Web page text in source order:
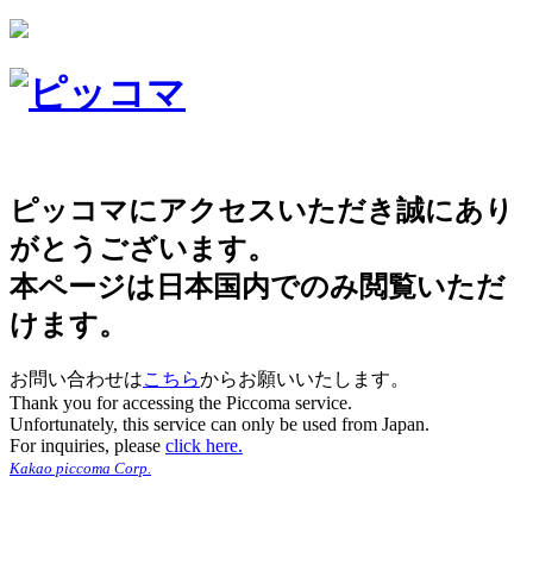
ピッコマにアクセスいただき誠にあり
がとうございます。
本ページは日本国内でのみ閲覧いただ
けます。
お問い合わせはこちらからお願いいたします。
Thank you for accessing the Piccoma service.
Unfortunately, this service can only be used from Japan.
For inquiries, please click here.
Kakao piccoma Corp.